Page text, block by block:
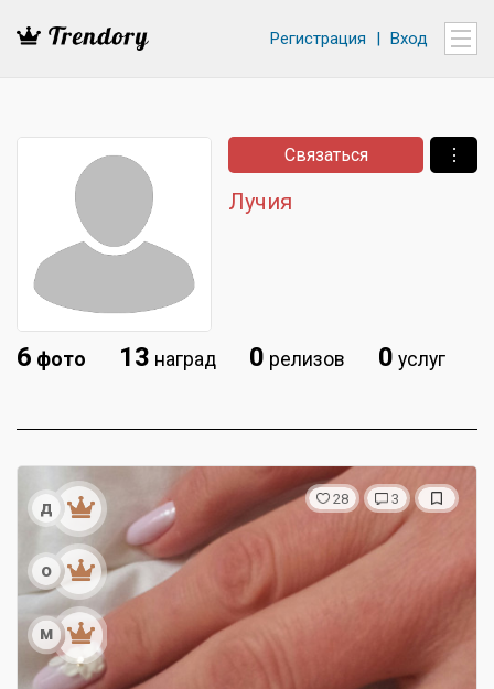
Регистрация | Вход
Лучия
Связаться ⋮
6 фото 13 наград 0 релизов 0 услуг
д
о
м
28 3